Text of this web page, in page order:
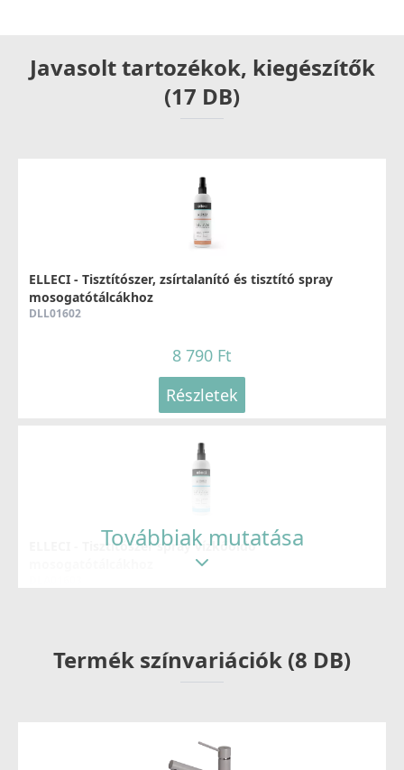
Javasolt tartozékok, kiegészítők
(17 DB)
ELLECI - Tisztítószer, zsírtalanító és tisztító spray
mosogatótálcákhoz
DLL01602
8 790 Ft
Részletek
ELLECI - Tisztítószer spray vízkőoldó
Részletek
Továbbiak mutatása
Termék színvariációk (8 DB)